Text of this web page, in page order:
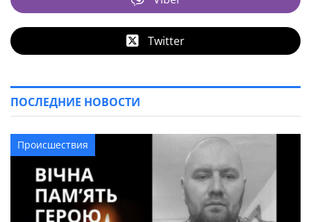
Twitter
ПОСЛЕДНИЕ НОВОСТИ
Происшествия